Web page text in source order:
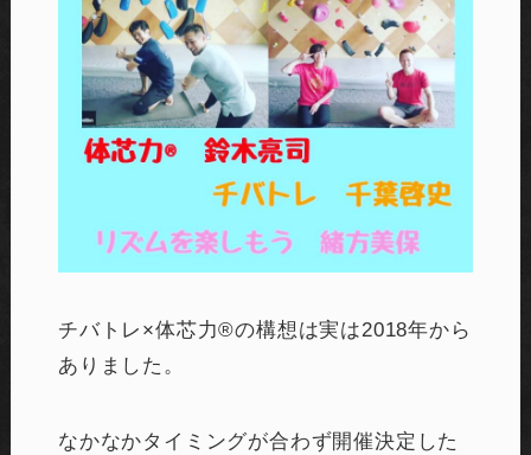
チバトレ×体芯力®︎の構想は実は2018年から
ありました。
なかなかタイミングが合わず開催決定した